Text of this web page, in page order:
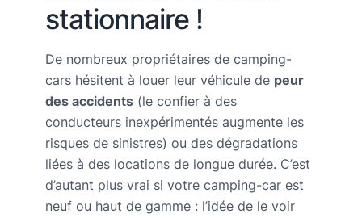
stationnaire !
De nombreux propriétaires de camping-
cars hésitent à louer leur véhicule de peur
des accidents (le confier à des
conducteurs inexpérimentés augmente les
risques de sinistres) ou des dégradations
liées à des locations de longue durée. C’est
d’autant plus vrai si votre camping-car est
neuf ou haut de gamme : l’idée de le voir